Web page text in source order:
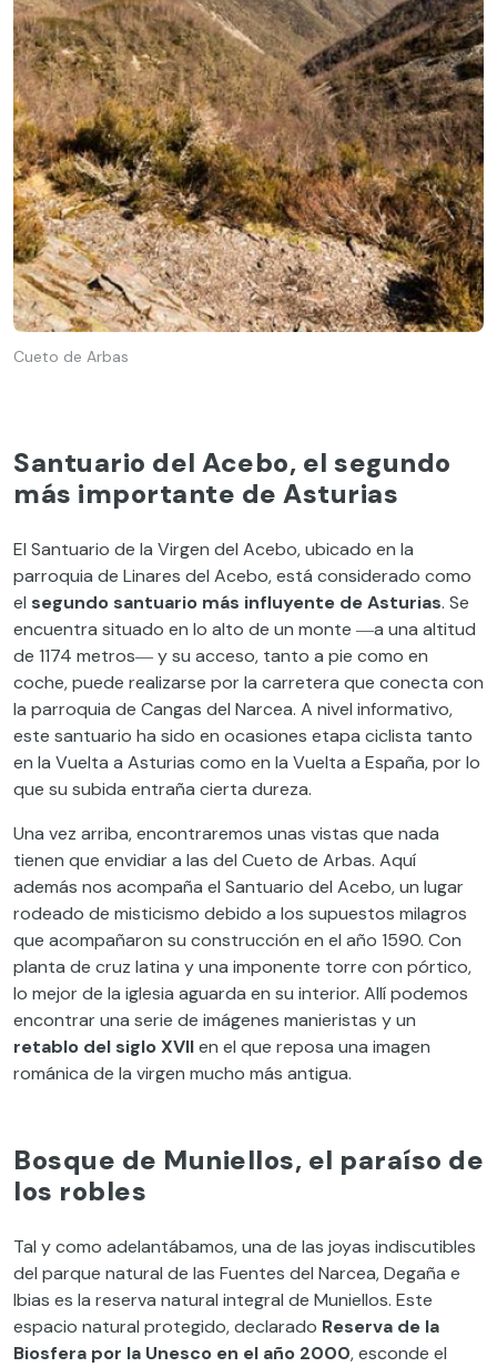
Cueto de Arbas
Santuario del Acebo, el segundo
más importante de Asturias
El Santuario de la Virgen del Acebo, ubicado en la
parroquia de Linares del Acebo, está considerado como
el segundo santuario más influyente de Asturias. Se
encuentra situado en lo alto de un monte ―a una altitud
de 1174 metros― y su acceso, tanto a pie como en
coche, puede realizarse por la carretera que conecta con
la parroquia de Cangas del Narcea. A nivel informativo,
este santuario ha sido en ocasiones etapa ciclista tanto
en la Vuelta a Asturias como en la Vuelta a España, por lo
que su subida entraña cierta dureza.
Una vez arriba, encontraremos unas vistas que nada
tienen que envidiar a las del Cueto de Arbas. Aquí
además nos acompaña el Santuario del Acebo, un lugar
rodeado de misticismo debido a los supuestos milagros
que acompañaron su construcción en el año 1590. Con
planta de cruz latina y una imponente torre con pórtico,
lo mejor de la iglesia aguarda en su interior. Allí podemos
encontrar una serie de imágenes manieristas y un
retablo del siglo XVIIen el que reposa una imagen
románica de la virgen mucho más antigua.
Bosque de Muniellos, el paraíso de
los robles
Tal y como adelantábamos, una de las joyas indiscutibles
del parque natural de las Fuentes del Narcea, Degaña e
Ibias es la reserva natural integral de Muniellos. Este
espacio natural protegido, declarado Reserva de la
Biosfera por la Unesco en el año 2000, esconde el